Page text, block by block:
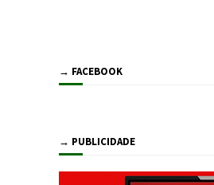
→ FACEBOOK
→ PUBLICIDADE